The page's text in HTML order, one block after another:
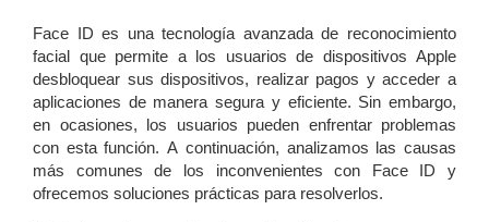
Face ID es una tecnología avanzada de reconocimiento
facial que permite a los usuarios de dispositivos Apple
desbloquear sus dispositivos, realizar pagos y acceder a
aplicaciones de manera segura y eficiente. Sin embargo,
en ocasiones, los usuarios pueden enfrentar problemas
con esta función. A continuación, analizamos las causas
más comunes de los inconvenientes con Face ID y
ofrecemos soluciones prácticas para resolverlos.